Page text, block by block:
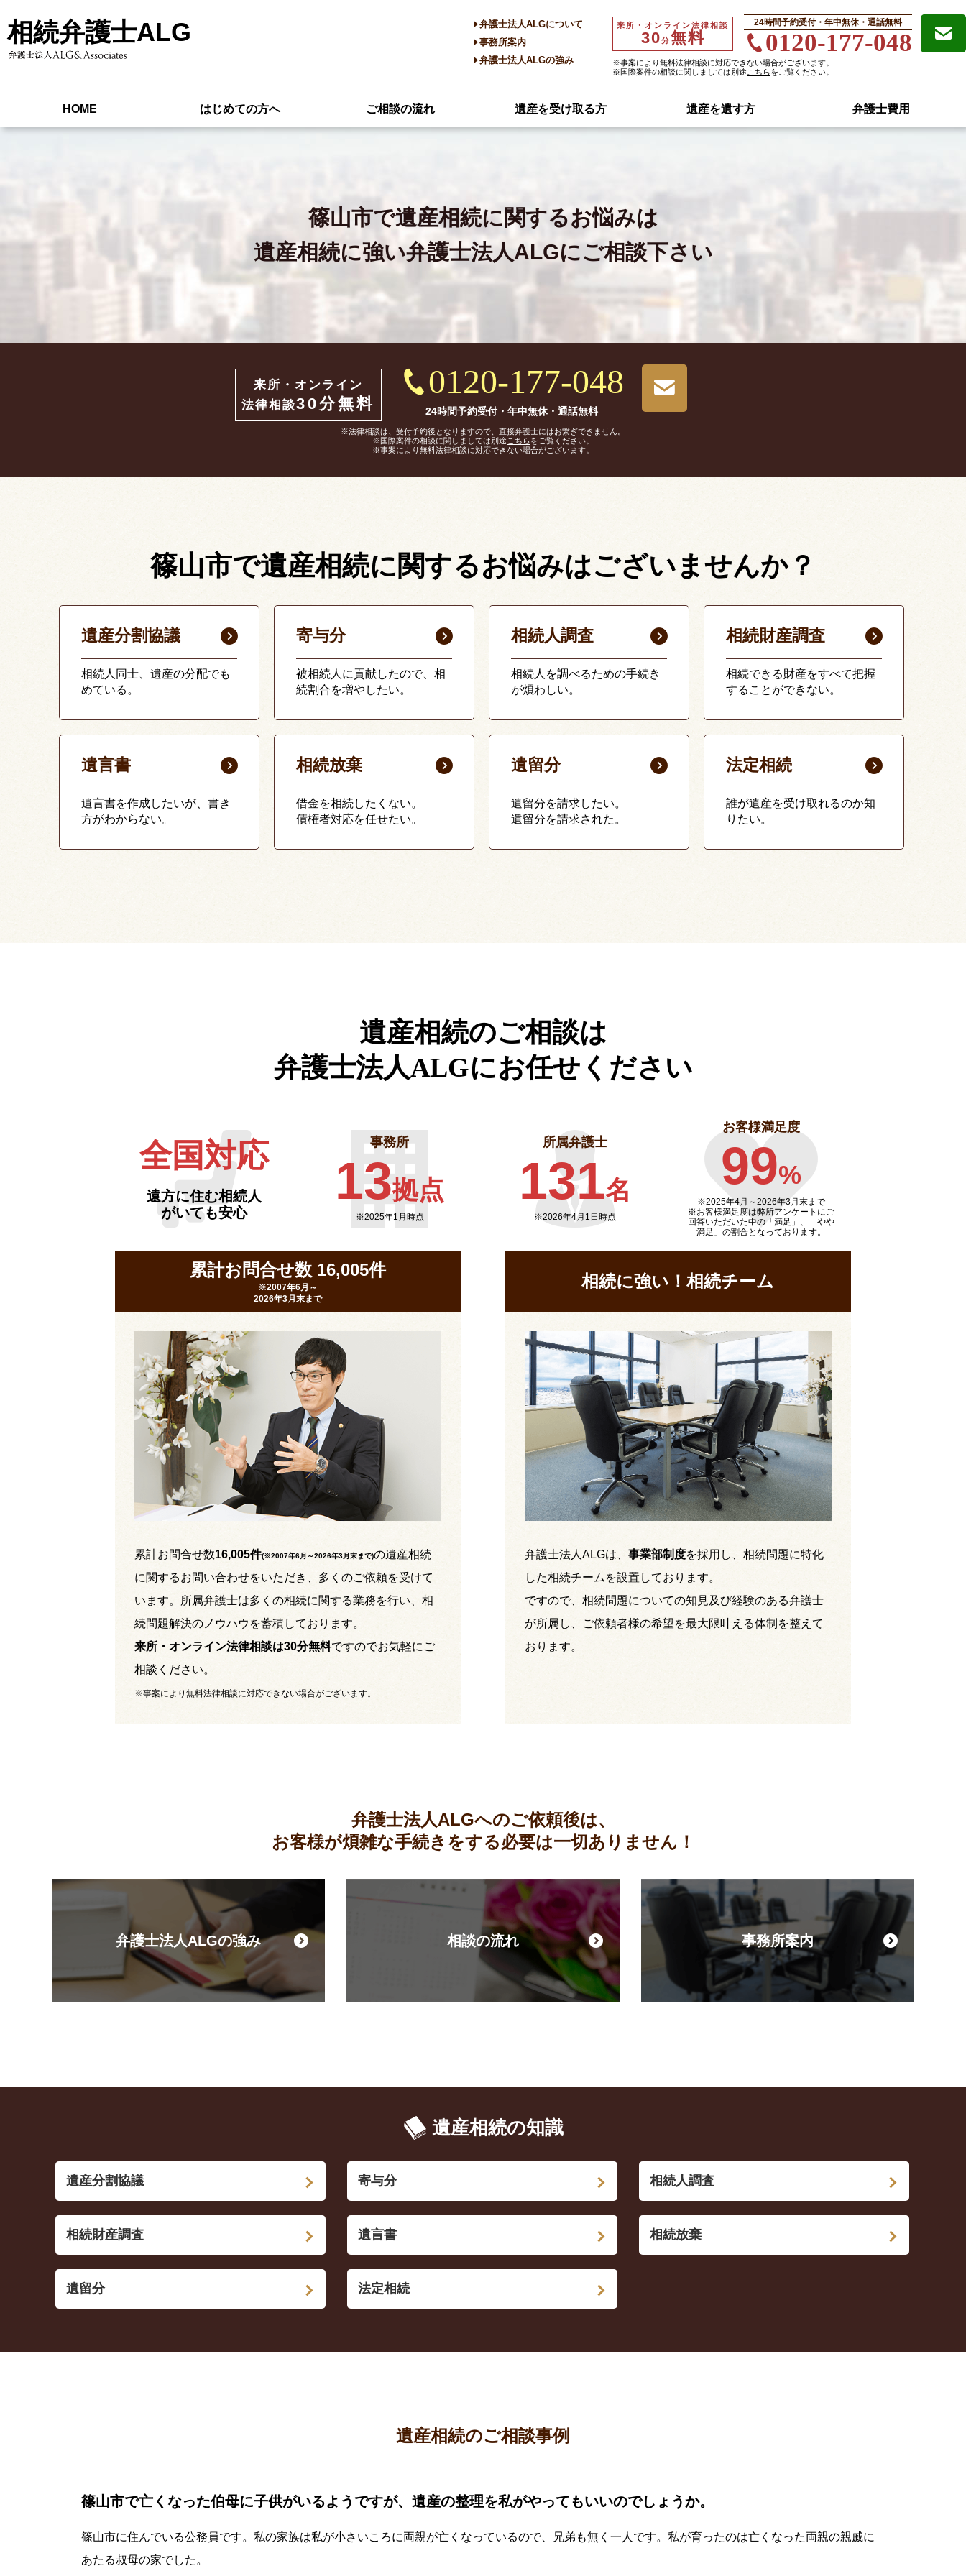
相続弁護士ALG 来所・オンライン法律相談
30分無料
24時間予約受付・年中無休・通話無料
0120-177-048
※事案により無料法律相談に対応できない場合がございます。
※国際案件の相談に関しましては別途 こちらをご覧ください。
弁護士法人ALGについて
事務所案内
弁護士法人ALGの強み
HOME はじめての方へ ご相談の流れ 遺産を受け取る方 遺産を遺す方 弁護士費用
篠山市で遺産相続に関するお悩みは
遺産相続に強い弁護士法人ALGにご相談下さい
来所・オンライン
法律相談30分無料
0120-177-048
24時間予約受付・年中無休・通話無料
※法律相談は、受付予約後となりますので、直接弁護士にはお繋ぎできません。
※国際案件の相談に関しましては別途 こちらをご覧ください。
※事案により無料法律相談に対応できない場合がございます。
篠山市で遺産相続に関するお悩みはございませんか？
遺産分割協議
相続人同士、遺産の分配でも
めている。
寄与分
被相続人に貢献したので、相
続割合を増やしたい。
相続人調査
相続人を調べるための手続き
が煩わしい。
相続財産調査
相続できる財産をすべて把握
することができない。
遺言書
遺言書を作成したいが、書き
方がわからない。
相続放棄
借金を相続したくない。
債権者対応を任せたい。
遺留分
遺留分を請求したい。
遺留分を請求された。
法定相続
誰が遺産を受け取れるのか知
りたい。
遺産相続のご相談は
弁護士法人ALGにお任せください
全国対応
遠方に住む相続人
がいても安心
事務所
13拠点
※2025年1月時点
所属弁護士
131名
※2026年4月1日時点
お客様満足度
99%
※2025年4月～2026年3月末まで
※お客様満足度は弊所アンケートにご
回答いただいた中の「満足」、「やや
満足」の割合となっております。
累計お問合せ数 16,005件
※2007年6月～
2026年3月末まで
累計お問合せ数16,005件(※2007年6月～2026年3月末まで)の遺産相続
に関するお問い合わせをいただき、多くのご依頼を受けて
います。所属弁護士は多くの相続に関する業務を行い、相
続問題解決のノウハウを蓄積しております。
来所・オンライン法律相談は30分無料ですのでお気軽にご
相談ください。
※事案により無料法律相談に対応できない場合がございます。
相続に強い！相続チーム
弁護士法人ALGは、 事業部制度を採用し、相続問題に特化
した相続チームを設置しております。
ですので、相続問題についての知見及び経験のある弁護士
が所属し、ご依頼者様の希望を最大限叶える体制を整えて
おります。
弁護士法人ALGへのご依頼後は、
お客様が煩雑な手続きをする必要は一切ありません！
弁護士法人ALGの強み 相談の流れ 事務所案内
遺産相続の知識
遺産分割協議 寄与分 相続人調査
相続財産調査 遺言書 相続放棄
遺留分 法定相続
遺産相続のご相談事例
篠山市で亡くなった伯母に子供がいるようですが、遺産の整理を私がやってもいいのでしょうか。
篠山市に住んでいる公務員です。私の家族は私が小さいころに両親が亡くなっているので、兄弟も無く一人です。私が育ったのは亡くなった両親の親戚に
あたる叔母の家でした。